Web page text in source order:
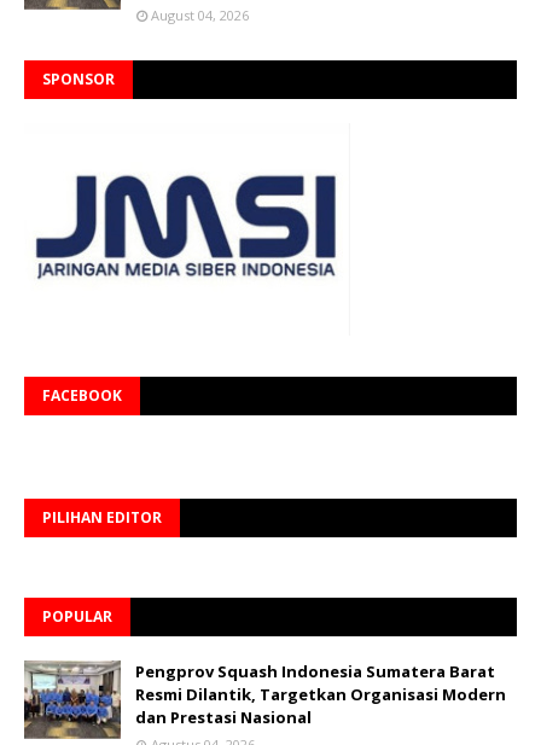
August 04, 2026
SPONSOR
FACEBOOK
PILIHAN EDITOR
POPULAR
Pengprov Squash Indonesia Sumatera Barat
Resmi Dilantik, Targetkan Organisasi Modern
dan Prestasi Nasional